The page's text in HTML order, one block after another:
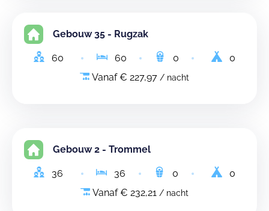
Gebouw 35 - Rugzak
60 60 0
0
Vanaf € 227,97 / nacht
Gebouw 2 - Trommel
36 36 0
0
Vanaf € 232,21 / nacht